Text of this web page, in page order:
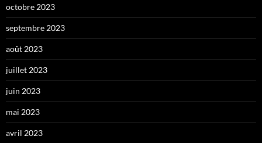
octobre 2023
septembre 2023
août 2023
juillet 2023
juin 2023
mai 2023
avril 2023